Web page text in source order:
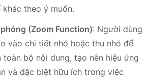
theo ý muốn.
(Zoom Function): Người dùng
vào chi tiết nhỏ hoặc thu nhỏ để
toàn bộ nội dung, tạo nên hiệu ứng
và đặc biệt hữu ích trong việc